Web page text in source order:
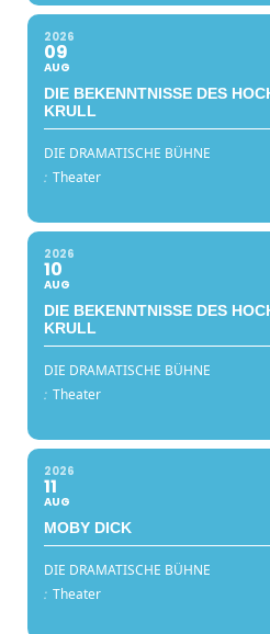
2026
09
AUG
DIE BEKENNTNISSE DES
KRULL
DIE DRAMATISCHE BÜHNE
: Theater
2026
10
AUG
DIE BEKENNTNISSE DES
KRULL
DIE DRAMATISCHE BÜHNE
: Theater
2026
11
AUG
MOBY DICK
DIE DRAMATISCHE BÜHNE
: Theater